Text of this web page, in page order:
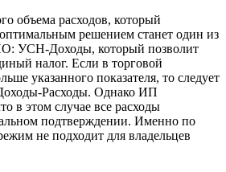
объема расходов, который
оптимальным решением станет один из
УСН-Доходы, который позволит
налог. Если в торговой
указанного показателя, то следует
Расходы. Однако ИП
в этом случае все расходы
подтверждении. Именно по
не подходит для владельцев